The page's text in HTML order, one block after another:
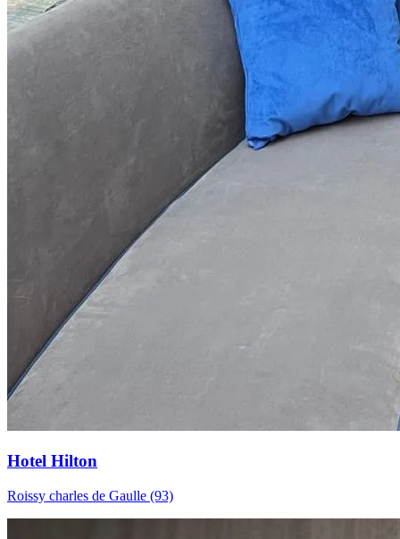
Hotel Hilton
Roissy charles de Gaulle (93)